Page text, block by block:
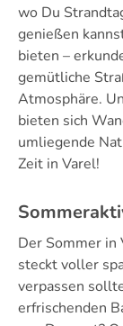
wo Du
genießen
bieten –
gemütliche
Atmosphäre.
bieten sich
umliegende
Zeit in Varel!
Der Sommer in
steckt voller
verpassen
erfrischenden